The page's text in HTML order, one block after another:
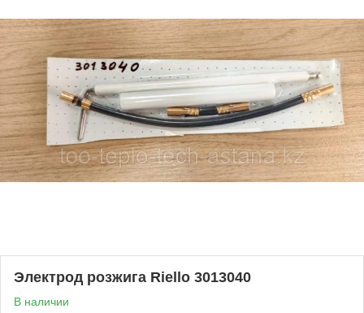
Электрод розжига Riello 3013040
В наличии